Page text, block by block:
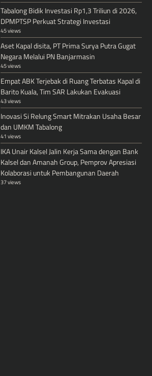
Tabalong Bidik Investasi Rp1,3 Triliun di 2026,
DPMPTSP Perkuat Strategi Investasi
45 views
Aset Kapal disita, PT Prima Surya Putra Gugat
Negara Melalui PN Banjarmasin
45 views
Empat ABK Terjebak di Ruang Terbatas Kapal di
Barito Kuala, Tim SAR Lakukan Evakuasi
43 views
Inovasi Si Relung Smart Mitrakan Usaha Besar
dan UMKM Tabalong
41 views
IKA Unair Kalsel Jalin Kerja Sama dengan Bank
Kalsel dan Amanah Group, Pemprov Apresiasi
Kolaborasi untuk Pembangunan Daerah
37 views